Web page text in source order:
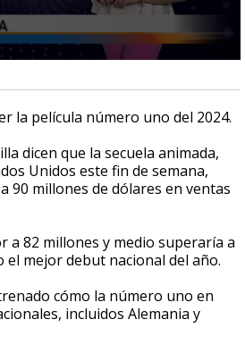
la película número uno del 2024.
dicen que la secuela animada,
Unidos este fin de semana,
90 millones de dólares en ventas
a 82 millones y medio superaría a
el mejor debut nacional del año.
cómo la número uno en
incluidos Alemania y